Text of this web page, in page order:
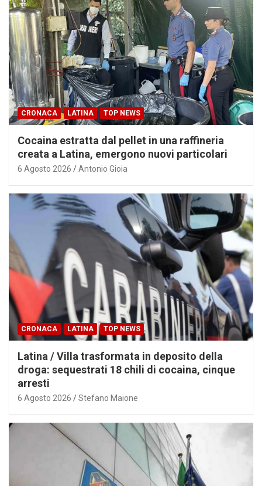
CRONACA LATINA TOP NEWS
Cocaina estratta dal pellet in una raffineria
creata a Latina, emergono nuovi particolari
6 Agosto 2026 Antonio Gioia
CRONACA LATINA TOP NEWS
Latina / Villa trasformata in deposito della
droga: sequestrati 18 chili di cocaina, cinque
arresti
6 Agosto 2026 Stefano Maione